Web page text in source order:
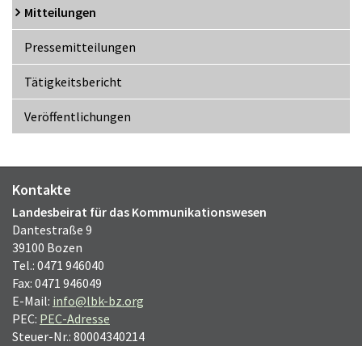
Mitteilungen
Pressemitteilungen
Tätigkeitsbericht
Veröffentlichungen
Kontakte
Landesbeirat für das Kommunikationswesen
Dantestraße 9
39100 Bozen
Tel.: 0471 946040
Fax: 0471 946049
E-Mail: info@lbk-bz.org
PEC: PEC-Adresse
Steuer-Nr.: 80004340214